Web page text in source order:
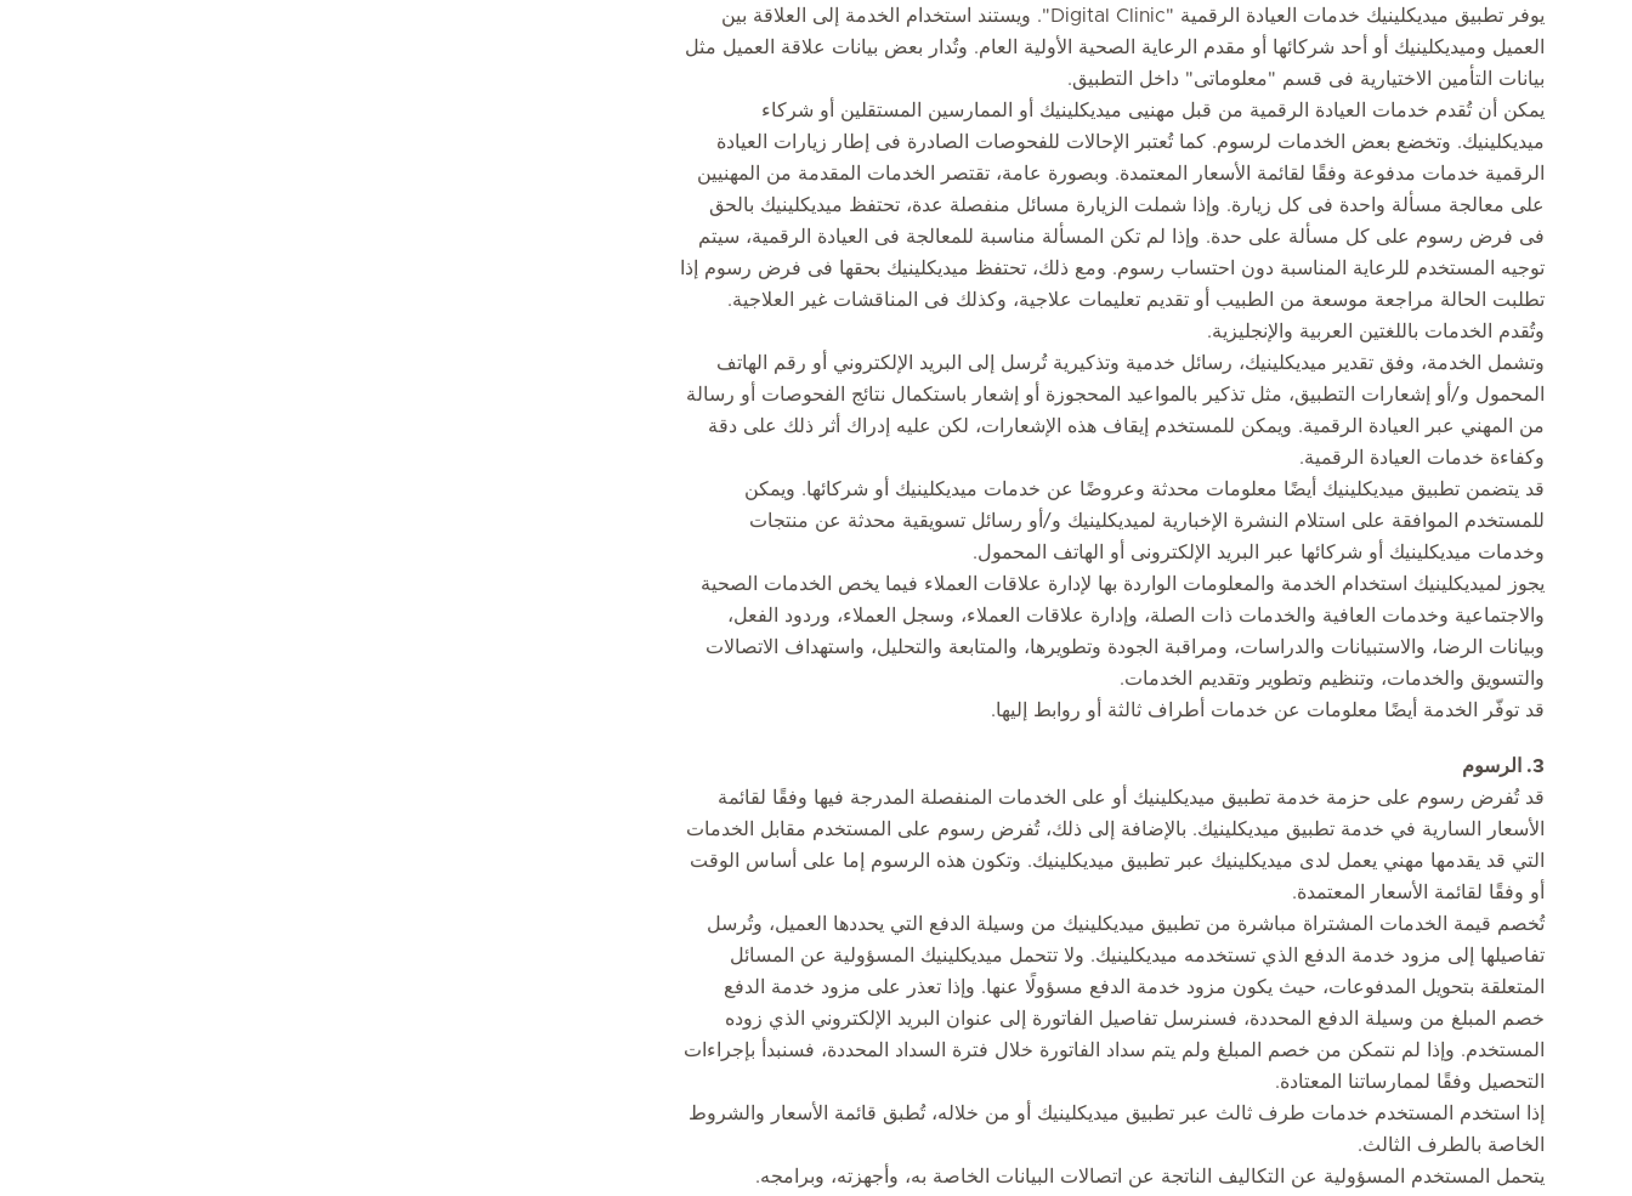
يوفر تطبيق ميديكلينيك خدمات العيادة الرقمية "Digital Clinic". ويستند استخدام الخدمة إلى العلاقة بين
العميل وميديكلينيك أو أحد شركائها أو مقدم الرعاية الصحية الأولية العام. وتُدار بعض بيانات علاقة العميل مثل
بيانات التأمين الاختيارية فى قسم "معلوماتى" داخل التطبيق.
يمكن أن تُقدم خدمات العيادة الرقمية من قبل مهنيى ميديكلينيك أو الممارسين المستقلين أو شركاء
ميديكلينيك. وتخضع بعض الخدمات لرسوم. كما تُعتبر الإحالات للفحوصات الصادرة فى إطار زيارات العيادة
الرقمية خدمات مدفوعة وفقًا لقائمة الأسعار المعتمدة. وبصورة عامة، تقتصر الخدمات المقدمة من المهنيين
على معالجة مسألة واحدة فى كل زيارة. وإذا شملت الزيارة مسائل منفصلة عدة، تحتفظ ميديكلينيك بالحق
فى فرض رسوم على كل مسألة على حدة. وإذا لم تكن المسألة مناسبة للمعالجة فى العيادة الرقمية، سيتم
توجيه المستخدم للرعاية المناسبة دون احتساب رسوم. ومع ذلك، تحتفظ ميديكلينيك بحقها فى فرض رسوم إذا
تطلبت الحالة مراجعة موسعة من الطبيب أو تقديم تعليمات علاجية، وكذلك فى المناقشات غير العلاجية.
وتُقدم الخدمات باللغتين العربية والإنجليزية.
وتشمل الخدمة، وفق تقدير ميديكلينيك، رسائل خدمية وتذكيرية تُرسل إلى البريد الإلكتروني أو رقم الهاتف
المحمول و/أو إشعارات التطبيق، مثل تذكير بالمواعيد المحجوزة أو إشعار باستكمال نتائج الفحوصات أو رسالة
من المهني عبر العيادة الرقمية. ويمكن للمستخدم إيقاف هذه الإشعارات، لكن عليه إدراك أثر ذلك على دقة
وكفاءة خدمات العيادة الرقمية.
قد يتضمن تطبيق ميديكلينيك أيضًا معلومات محدثة وعروضًا عن خدمات ميديكلينيك أو شركائها. ويمكن
للمستخدم الموافقة على استلام النشرة الإخبارية لميديكلينيك و/أو رسائل تسويقية محدثة عن منتجات
وخدمات ميديكلينيك أو شركائها عبر البريد الإلكترونى أو الهاتف المحمول.
يجوز لميديكلينيك استخدام الخدمة والمعلومات الواردة بها لإدارة علاقات العملاء فيما يخص الخدمات الصحية
والاجتماعية وخدمات العافية والخدمات ذات الصلة، وإدارة علاقات العملاء، وسجل العملاء، وردود الفعل،
وبيانات الرضا، والاستبيانات والدراسات، ومراقبة الجودة وتطويرها، والمتابعة والتحليل، واستهداف الاتصالات
والتسويق والخدمات، وتنظيم وتطوير وتقديم الخدمات.
قد توفّر الخدمة أيضًا معلومات عن خدمات أطراف ثالثة أو روابط إليها.
3. الرسوم
قد تُفرض رسوم على حزمة خدمة تطبيق ميديكلينيك أو على الخدمات المنفصلة المدرجة فيها وفقًا لقائمة
الأسعار السارية في خدمة تطبيق ميديكلينيك. بالإضافة إلى ذلك، تُفرض رسوم على المستخدم مقابل الخدمات
التي قد يقدمها مهني يعمل لدى ميديكلينيك عبر تطبيق ميديكلينيك. وتكون هذه الرسوم إما على أساس الوقت
أو وفقًا لقائمة الأسعار المعتمدة.
تُخصم قيمة الخدمات المشتراة مباشرة من تطبيق ميديكلينيك من وسيلة الدفع التي يحددها العميل، وتُرسل
تفاصيلها إلى مزود خدمة الدفع الذي تستخدمه ميديكلينيك. ولا تتحمل ميديكلينيك المسؤولية عن المسائل
المتعلقة بتحويل المدفوعات، حيث يكون مزود خدمة الدفع مسؤولًا عنها. وإذا تعذر على مزود خدمة الدفع
خصم المبلغ من وسيلة الدفع المحددة، فسنرسل تفاصيل الفاتورة إلى عنوان البريد الإلكتروني الذي زوده
المستخدم. وإذا لم نتمكن من خصم المبلغ ولم يتم سداد الفاتورة خلال فترة السداد المحددة، فسنبدأ بإجراءات
التحصيل وفقًا لممارساتنا المعتادة.
إذا استخدم المستخدم خدمات طرف ثالث عبر تطبيق ميديكلينيك أو من خلاله، تُطبق قائمة الأسعار والشروط
الخاصة بالطرف الثالث.
يتحمل المستخدم المسؤولية عن التكاليف الناتجة عن اتصالات البيانات الخاصة به، وأجهزته، وبرامجه.